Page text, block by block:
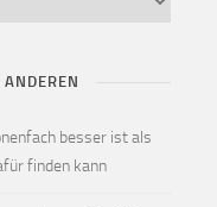
besser ist als
finden kann